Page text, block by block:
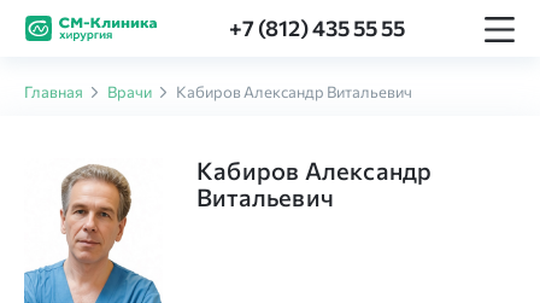
+7 (812) 435 55 55
Главная Врачи Кабиров Александр Витальевич
Кабиров Александр
Витальевич